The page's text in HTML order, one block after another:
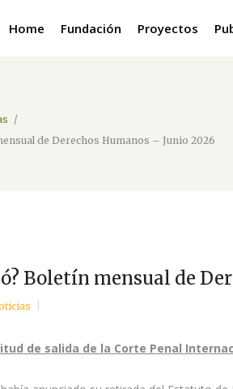
Home Fundación Proyectos
/
de Derechos Humanos – Junio 2026
Boletín mensual de
de salida de la Corte Penal